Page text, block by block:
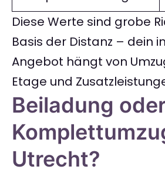
Diese Werte sind grobe
Basis der Distanz – dein
Angebot hängt von
Etage und
Beiladung
Utrecht?